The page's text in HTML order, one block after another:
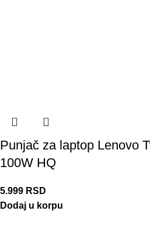
Punjač za laptop Lenovo
100W HQ
5.999 RSD
Dodaj u korpu